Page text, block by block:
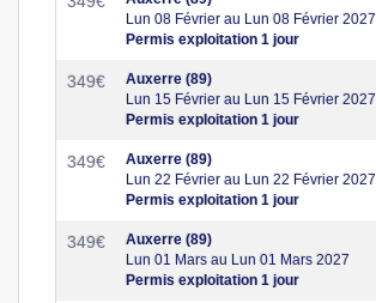
Lun 08 Février au Lun 08 Février 2027
Permis exploitation 1 jour
349€
Auxerre (89)
Lun 15 Février au Lun 15 Février 2027
Permis exploitation 1 jour
349€
Auxerre (89)
Lun 22 Février au Lun 22 Février 2027
Permis exploitation 1 jour
349€
Auxerre (89)
Lun 01 Mars au Lun 01 Mars 2027
Permis exploitation 1 jour